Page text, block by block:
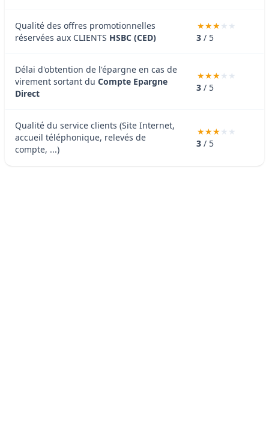
Qualité des offres promotionnelles
réservées aux CLIENTS HSBC (CED) 3 / 5
Délai d'obtention de l'épargne en cas de
virement sortant du Compte Epargne
Direct
3 / 5
Qualité du service clients (Site Internet,
accueil téléphonique, relevés de
compte, ...)
3 / 5